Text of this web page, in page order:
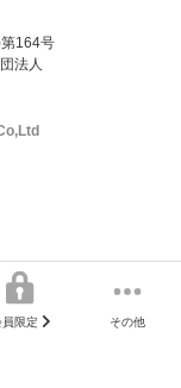
員限定 その他
第164号
団法人
うこそ
が作成したもので
の推奨環境外のた
性があります。
す。
気に入りのコンテ